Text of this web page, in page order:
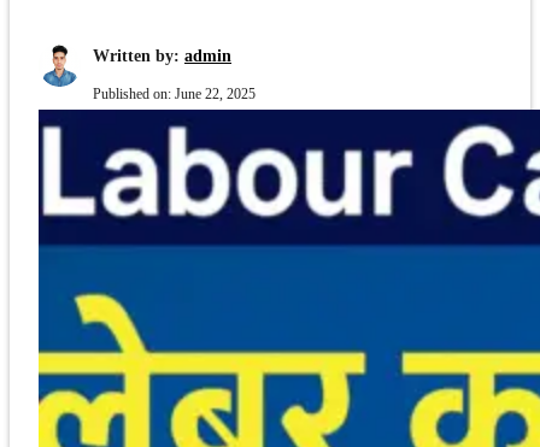
Written by: admin
Published on: June 22, 2025